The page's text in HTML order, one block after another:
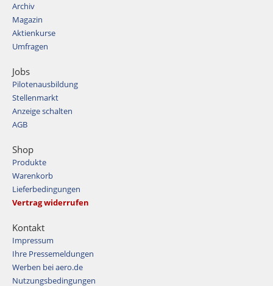
Archiv
Magazin
Aktienkurse
Umfragen
Jobs
Pilotenausbildung
Stellenmarkt
Anzeige schalten
AGB
Shop
Produkte
Warenkorb
Lieferbedingungen
Vertrag widerrufen
Kontakt
Impressum
Ihre Pressemeldungen
Werben bei aero.de
Nutzungsbedingungen